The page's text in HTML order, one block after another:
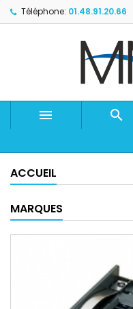
Téléphone: 01.48.91.20.66
 
ACCUEIL
MARQUES